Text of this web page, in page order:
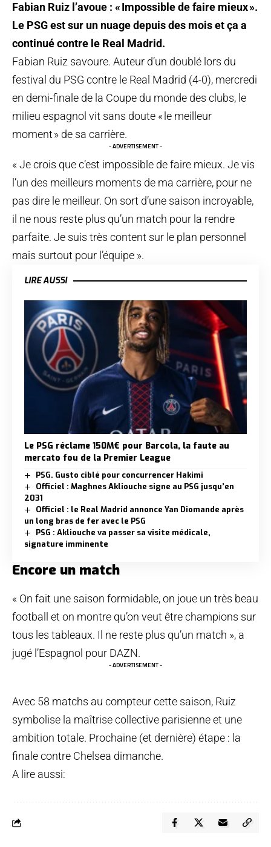
Fabian Ruiz l’avoue : « Impossible de faire mieux ».
Le PSG est sur un nuage depuis des mois et ça a
continué contre le Real Madrid.
Fabian Ruiz savoure. Auteur d’un doublé lors du
festival du PSG contre le Real Madrid (4-0), mercredi
en demi-finale de la Coupe du monde des clubs, le
milieu espagnol vit sans doute « le meilleur
moment » de sa carrière.
- ADVERTISEMENT -
« Je crois que c’est impossible de faire mieux. Je vis
l’un des meilleurs moments de ma carrière, pour ne
pas dire le meilleur. On sort d’une saison incroyable,
il ne nous reste plus qu’un match pour la rendre
parfaite. Je suis très content sur le plan personnel
mais surtout pour l’équipe ».
LIRE AUSSI
Le PSG réclame 150M€ pour Barcola, la faute au
mercato fou de la Premier League
PSG. Gusto ciblé pour concurrencer Hakimi
Officiel : Maghnes Akliouche signe au PSG jusqu’en
2031
Officiel : le Real Madrid annonce Yan Diomande après
un long bras de fer avec le PSG
PSG : Akliouche va passer sa visite médicale,
signature imminente
Encore un match
« On fait une saison formidable, on joue un très beau
football et on montre qu’on veut être champions sur
tous les tableaux. Il ne reste plus qu’un match », a
jugé l’Espagnol pour DAZN.
- ADVERTISEMENT -
Avec 58 matchs au compteur cette saison, Ruiz
symbolise la maîtrise collective parisienne et une
ambition totale. Prochaine (et dernière) étape : la
finale contre Chelsea dimanche.
A lire aussi: